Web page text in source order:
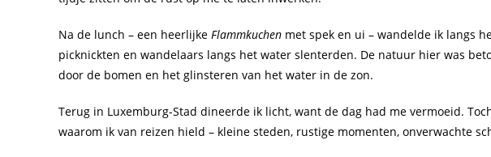
Na de lunch – een heerlijke Flammkuchen met spek en ui – wandelde ik langs
picknickten en wandelaars langs het water slenterden. De natuur hier was
door de bomen en het glinsteren van het water in de zon.
Terug in Luxemburg-Stad dineerde ik licht, want de dag had me vermoeid.
waarom ik van reizen hield – kleine steden, rustige momenten, onverwachte